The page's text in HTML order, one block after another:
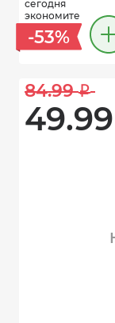
сегодня
экономите
-53%
84.99 i
49.99